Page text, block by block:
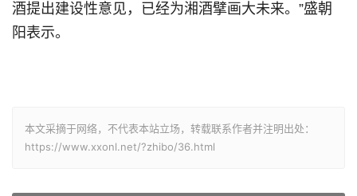
酒提出建设性意见，已经为湘酒擘画大未来。”盛朝
阳表示。
本文采摘于网络，不代表本站立场，转载联系作者并注明出处：
https://www.xxonl.net/?zhibo/36.html